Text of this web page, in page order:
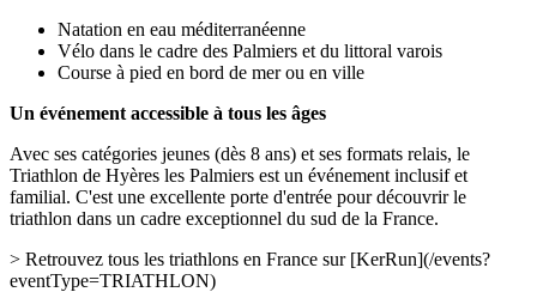
Natation en eau méditerranéenne
Vélo dans le cadre des Palmiers et du littoral varois
Course à pied en bord de mer ou en ville
Un événement accessible à tous les âges
Avec ses catégories jeunes (dès 8 ans) et ses formats relais, le
Triathlon de Hyères les Palmiers est un événement inclusif et
familial. C'est une excellente porte d'entrée pour découvrir le
triathlon dans un cadre exceptionnel du sud de la France.
> Retrouvez tous les triathlons en France sur [KerRun](/events?
eventType=TRIATHLON)